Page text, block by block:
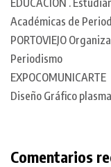
Académicas de
PORTOVIEJO
Periodismo
EXPOCOMUNICARTE
Diseño Gráfico
Comentarios